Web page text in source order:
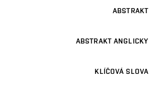
ABSTRAKT
ABSTRAKT ANGLICKY
KLÍČOVÁ SLOVA